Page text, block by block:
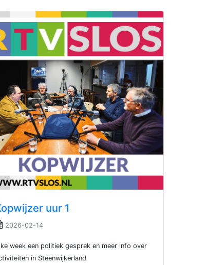
uur 1
2026-02-14
week een politiek gesprek en meer info over
in Steenwijkerland